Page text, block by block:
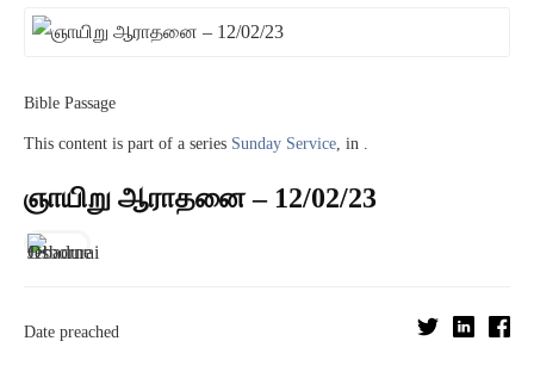
Bible Passage
This content is part of a series Sunday Service , in .
ஞாயிறு ஆராதனை – 12/02/23
Date preached